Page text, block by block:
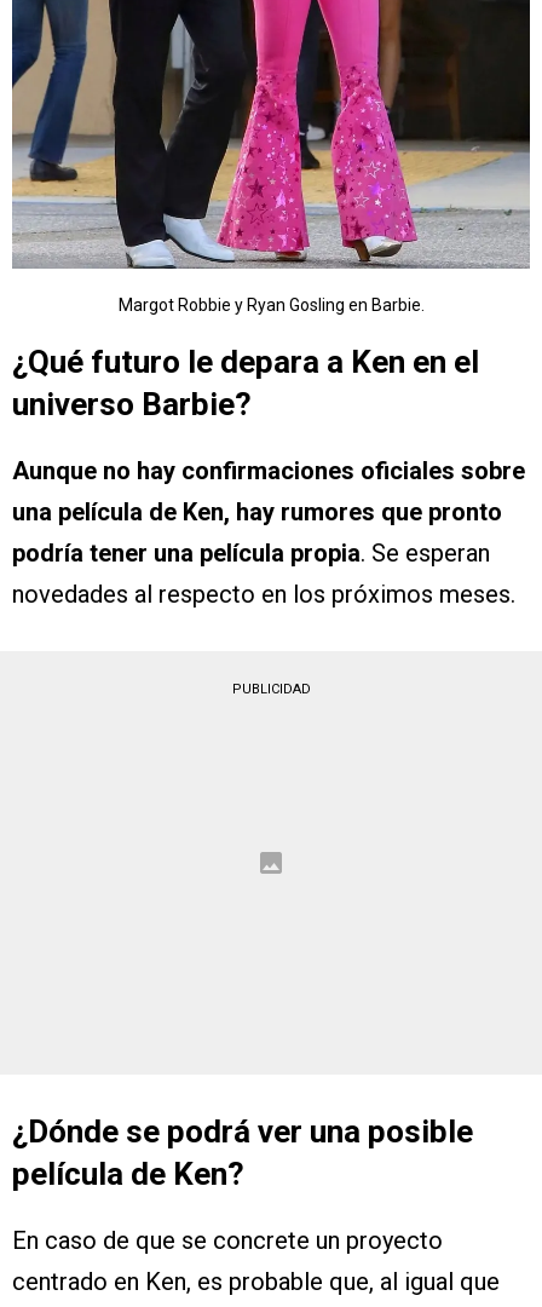
Margot Robbie y Ryan Gosling en Barbie.
¿Qué futuro le depara a Ken en el
universo Barbie?
Aunque no hay confirmaciones oficiales sobre
una película de Ken, hay rumores que pronto
podría tener una película propia. Se esperan
novedades al respecto en los próximos meses.
PUBLICIDAD
¿Dónde se podrá ver una posible
película de Ken?
En caso de que se concrete un proyecto
centrado en Ken, es probable que, al igual que